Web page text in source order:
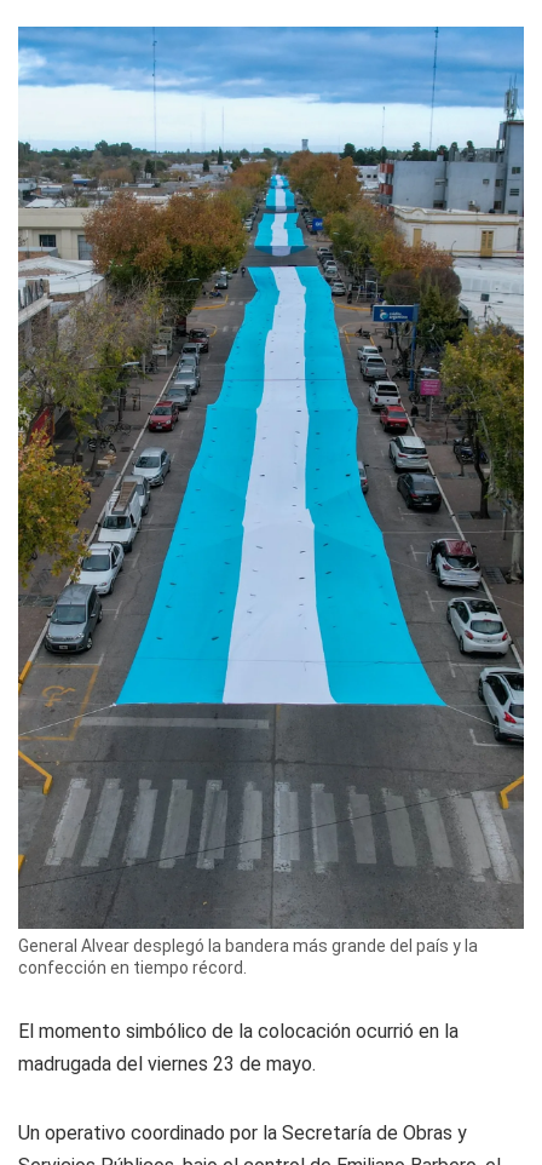
General Alvear desplegó la bandera más grande del país y la
confección en tiempo récord.
El momento simbólico de la colocación ocurrió en la
madrugada del viernes 23 de mayo.
Un operativo coordinado por la Secretaría de Obras y